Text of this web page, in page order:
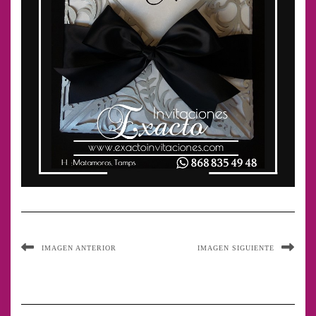
IMAGEN ANTERIOR IMAGEN SIGUIENTE